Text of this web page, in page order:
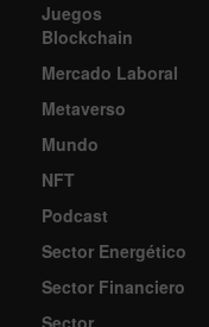
Juegos
Blockchain
Mercado Laboral
Metaverso
Mundo
NFT
Podcast
Sector Energético
Sector Financiero